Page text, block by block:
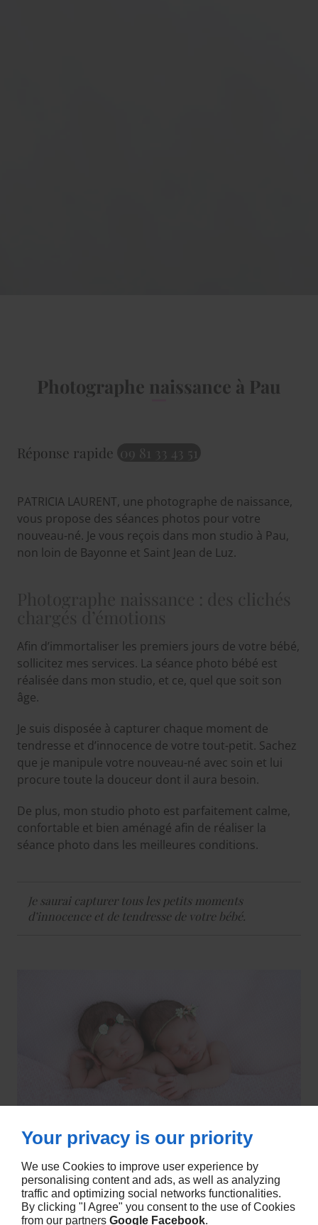
Photographe naissance à Pau
Réponse rapide 09 81 33 43 51
PATRICIA LAURENT, une photographe de naissance,
vous propose des séances photos pour votre
nouveau-né. Je vous reçois dans mon studio à Pau,
non loin de Bayonne et Saint Jean de Luz.
Afin d’immortaliser les premiers jours de votre bébé,
sollicitez mes services. La séance photo bébé est
réalisée dans mon studio, et ce, quel que soit son
âge.
Je suis disposée à capturer chaque moment de
tendresse et d’innocence de votre tout-petit. Sachez
que je manipule votre nouveau-né avec soin et lui
procure toute la douceur dont il aura besoin.
De plus, mon studio photo est parfaitement calme,
confortable et bien aménagé afin de réaliser la
séance photo dans les meilleures conditions.
Je saurai capturer tous les petits moments
d’innocence et de tendresse de votre bébé.
Your privacy is our priority
We use Cookies to improve user experience by
personalising content and ads, as well as analyzing
traffic and optimizing social networks functionalities.
By clicking "I Agree" you consent to the use of Cookies
from our partners Google Facebook.